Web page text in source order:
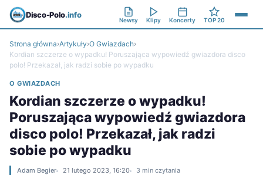
Disco-Polo.info
Newsy Klipy Koncerty TOP 20
Strona główna›Artykuły›O Gwiazdach›
Kordian szczerze o wypadku! Poruszająca wypowiedź gwiazdora disco
polo! Przekazał, jak radzi sobie po wypadku
O GWIAZDACH
Kordian szczerze o wypadku!
Poruszająca wypowiedź gwiazdora
disco polo! Przekazał, jak radzi
sobie po wypadku
Adam Begier 21 lutego 2023, 16:20
3 min czytania